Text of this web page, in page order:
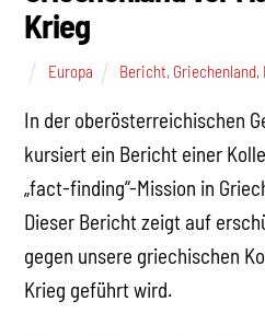
Krieg
Europa Bericht, Griechenland,
In der oberösterreichischen
kursiert ein Bericht einer
„fact-finding“-Mission in
Dieser Bericht zeigt auf
gegen unsere griechischen
Krieg geführt wird.